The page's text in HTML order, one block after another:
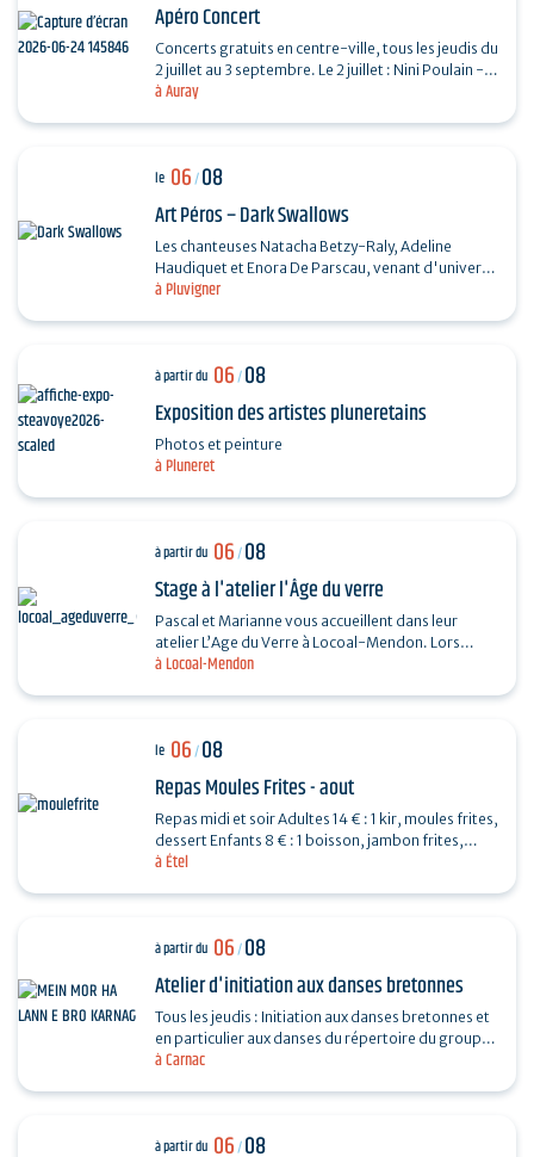
à Auray
Apéro Concert
Concerts gratuits en centre-ville, tous les jeudis du
2 juillet au 3 septembre. Le 2 juillet : Nini Poulain -
Chanson française et Taylor Trio - Soul…
à Pluvigner
le 06/08
Art Péros – Dark Swallows
Les chanteuses Natacha Betzy-Raly, Adeline
Haudiquet et Enora De Parscau, venant d'univers
musicaux très différents, composent ensemble un
à Pluneret
à partir du 06/08
Exposition des artistes pluneretains
Photos et peinture
à Locoal-Mendon
à partir du 06/08
Stage à l'atelier l'Âge du verre
Pascal et Marianne vous accueillent dans leur
atelier L’Age du Verre à Locoal-Mendon. Lors
d’une séance de 3 heures, vous fabriquerez des
à Étel
le 06/08
Repas Moules Frites - aout
Repas midi et soir Adultes 14 € : 1 kir, moules frites,
dessert Enfants 8 € : 1 boisson, jambon frites,
dessert Repas organisé par l'APED pour la…
à Carnac
à partir du 06/08
Atelier d'initiation aux danses bretonnes
Tous les jeudis : Initiation aux danses bretonnes et
en particulier aux danses du répertoire du groupe
programmé le soir même au fest-noz organisé…
à partir du 06/08